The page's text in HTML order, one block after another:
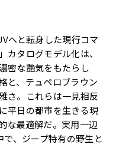
へと転身した現行コマ
カタログモデル化は、
密な艶気をもたらし
と、テュペロブラウン
さ。これらは一見相反
平日の都市を生きる現
な最適解だ。実用一辺
、ジープ特有の野生と